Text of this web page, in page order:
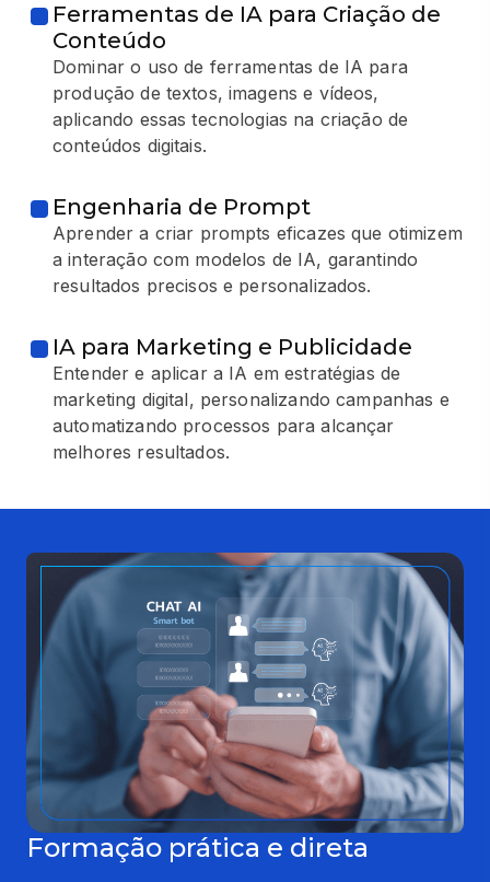
Ferramentas de IA para Criação de
Conteúdo
Dominar o uso de ferramentas de IA para
produção de textos, imagens e vídeos,
aplicando essas tecnologias na criação de
conteúdos digitais.
Engenharia de Prompt
Aprender a criar prompts eficazes que otimizem
a interação com modelos de IA, garantindo
resultados precisos e personalizados.
IA para Marketing e Publicidade
Entender e aplicar a IA em estratégias de
marketing digital, personalizando campanhas e
automatizando processos para alcançar
melhores resultados.
Formação prática e direta